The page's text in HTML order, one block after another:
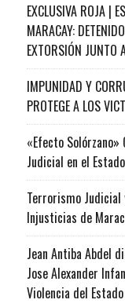
EXCLUSIVA ROJA |
MARACAY:
EXTORSIÓN JUNTO
IMPUNIDAD Y
PROTEGE A LOS
«Efecto
Judicial en el
Terrorismo Judicial
Injusticias de
Jean Antiba Abdel
Jose Alexander
Violencia del